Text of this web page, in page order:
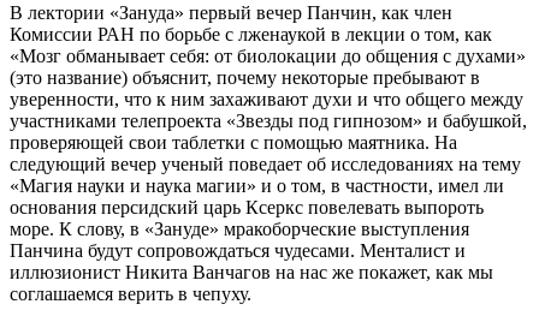
В лектории «Зануда» первый вечер Панчин, как член
Комиссии РАН по борьбе с лженаукой в лекции о том, как
«Мозг обманывает себя: от биолокации до общения с духами»
(это название) объяснит, почему некоторые пребывают в
уверенности, что к ним захаживают духи и что общего между
участниками телепроекта «Звезды под гипнозом» и бабушкой,
проверяющей свои таблетки с помощью маятника. На
следующий вечер ученый поведает об исследованиях на тему
«Магия науки и наука магии» и о том, в частности, имел ли
основания персидский царь Ксеркс повелевать выпороть
море. К слову, в «Зануде» мракоборческие выступления
Панчина будут сопровождаться чудесами. Менталист и
иллюзионист Никита Ванчагов на нас же покажет, как мы
соглашаемся верить в чепуху.